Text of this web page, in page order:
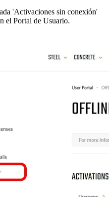
'Activaciones sin conexión'
el Portal de Usuario.